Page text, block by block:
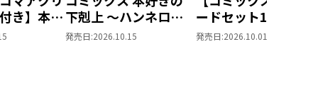
き】本好
ハンネ
下剋上 ～ハンネロー
レの貴族院五年生～
発売日:2026.10.15
ードセット1付き】恋
した人は、妹の代わ
発売日:2026.10.01